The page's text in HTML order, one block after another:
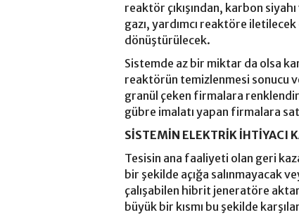
reaktör çıkışından, karbon
gazı, yardımcı reaktöre
dönüştürülecek.
Sistemde az bir miktar da olsa
reaktörün temizlenmesi sonucu
granül çeken firmalara
gübre imalatı yapan firmalara
SİSTEMİN ELEKTRİK İHTİYACI
Tesisin ana faaliyeti olan geri
bir şekilde açığa salınmayacak
çalışabilen hibrit jeneratöre
büyük bir kısmı bu şekilde